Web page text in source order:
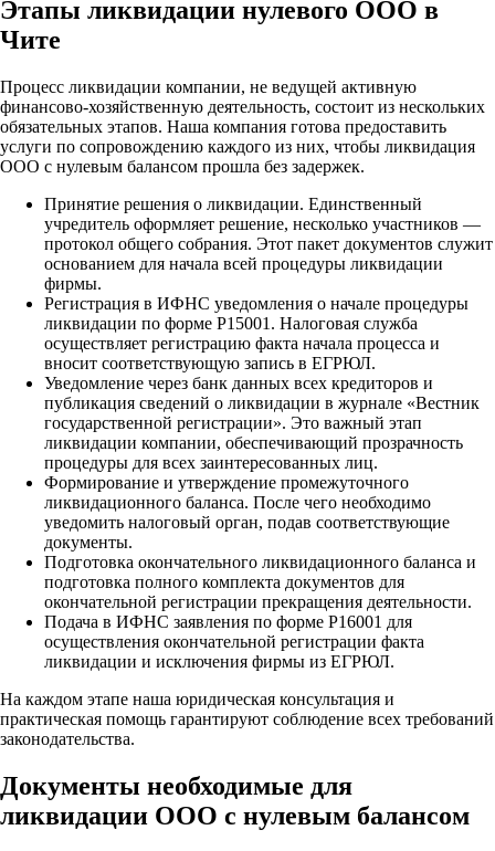
Этапы ликвидации нулевого ООО в
Чите
Процесс ликвидации компании, не ведущей активную
финансово-хозяйственную деятельность, состоит из нескольких
обязательных этапов. Наша компания готова предоставить
услуги по сопровождению каждого из них, чтобы ликвидация
ООО с нулевым балансом прошла без задержек.
Принятие решения о ликвидации. Единственный
учредитель оформляет решение, несколько участников —
протокол общего собрания. Этот пакет документов служит
основанием для начала всей процедуры ликвидации
фирмы.
Регистрация в ИФНС уведомления о начале процедуры
ликвидации по форме Р15001. Налоговая служба
осуществляет регистрацию факта начала процесса и
вносит соответствующую запись в ЕГРЮЛ.
Уведомление через банк данных всех кредиторов и
публикация сведений о ликвидации в журнале «Вестник
государственной регистрации». Это важный этап
ликвидации компании, обеспечивающий прозрачность
процедуры для всех заинтересованных лиц.
Формирование и утверждение промежуточного
ликвидационного баланса. После чего необходимо
уведомить налоговый орган, подав соответствующие
документы.
Подготовка окончательного ликвидационного баланса и
подготовка полного комплекта документов для
окончательной регистрации прекращения деятельности.
Подача в ИФНС заявления по форме Р16001 для
осуществления окончательной регистрации факта
ликвидации и исключения фирмы из ЕГРЮЛ.
На каждом этапе наша юридическая консультация и
практическая помощь гарантируют соблюдение всех требований
законодательства.
Документы необходимые для
ликвидации ООО с нулевым балансом